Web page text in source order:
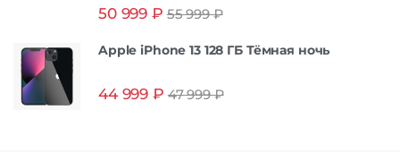
из 5
50 999 ₽ 55 999₽
Apple iPhone 13 128 ГБ Тёмная ночь
44 999 ₽ 47 999₽